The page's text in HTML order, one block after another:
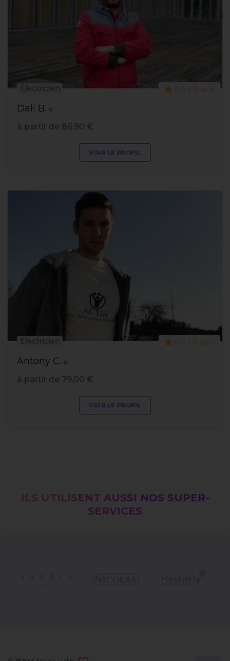
Dali B.
Électricien 0.0 | 0 avis
à partir de 86,90 €
VOIR LE PROFIL
Antony C.
Électricien 0.0 | 0 avis
à partir de 79,00 €
VOIR LE PROFIL
ILS UTILISENT AUSSI NOS SUPER-
SERVICES